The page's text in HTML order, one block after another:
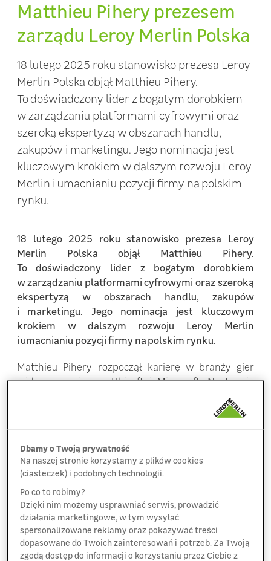
Matthieu Pihery prezesem
zarządu Leroy Merlin Polska
18 lutego 2025 roku stanowisko prezesa Leroy
Merlin Polska objął Matthieu Pihery.
To doświadczony lider z bogatym dorobkiem
w zarządzaniu platformami cyfrowymi oraz
szeroką ekspertyzą w obszarach handlu,
zakupów i marketingu. Jego nominacja jest
kluczowym krokiem w dalszym rozwoju Leroy
Merlin i umacnianiu pozycji firmy na polskim
rynku.
18 lutego 2025 roku stanowisko prezesa Leroy
Merlin Polska objął Matthieu Pihery.
To doświadczony lider z bogatym dorobkiem
w zarządzaniu platformami cyfrowymi oraz szeroką
ekspertyzą w obszarach handlu, zakupów
i marketingu. Jego nominacja jest kluczowym
krokiem w dalszym rozwoju Leroy Merlin
i umacnianiu pozycji firmy na polskim rynku.
Matthieu Pihery rozpoczął karierę w branży gier
wideo, pracując w Ubisoft i Microsoft. Następnie
rozwijał swoje kompetencje cyfrowe w Amazon
oraz Sarenza. Zajmował się również sektorem
z ManoMano. Przez ostatnie kilka miesięcy
pracował w Leroy Merlin Francja, gdzie miał okazję
wewnętrznych firmy oraz kulturę organizacyjną
i model biznesowy Grupy Adeo.
Objęcie stanowiska prezesa Leroy Merlin Polska
przez Matthieu Pihery’ego to strategiczny ruch,
Dbamy o Twoją prywatność
Na naszej stronie korzystamy z plików cookies
(ciasteczek) i podobnych technologii.
Po co to robimy?
Dzięki nim możemy usprawniać serwis, prowadzić
działania marketingowe, w tym wysyłać
spersonalizowane reklamy oraz pokazywać treści
dopasowane do Twoich zainteresowań i potrzeb. Za Twoją
zgodą dostęp do informacji o korzystaniu przez Ciebie z